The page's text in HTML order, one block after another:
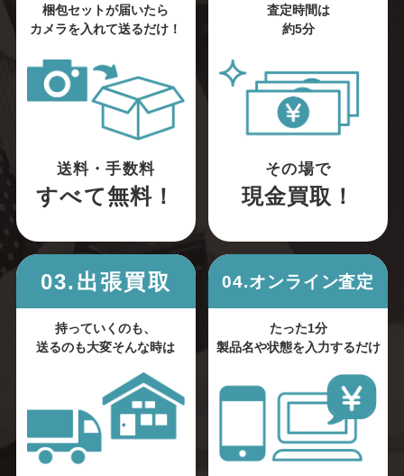
梱包セットが届いたら
カメラを入れて送るだけ！
送料・手数料
すべて無料！
査定時間は
約5分
その場で
現金買取！
03.出張買取
持っていくのも、
送るのも大変そんな時は
04.オンライン査定
たった1分
製品名や状態を入力するだけ